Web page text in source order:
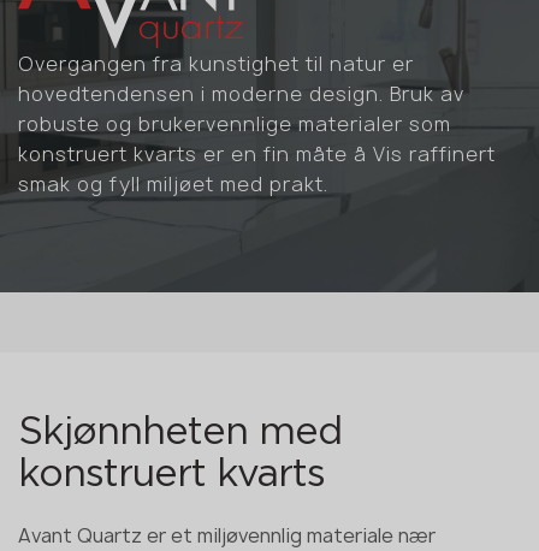
Overgangen fra kunstighet til natur er
hovedtendensen i moderne design. Bruk av
robuste og brukervennlige materialer som
konstruert kvarts er en fin måte å Vis raffinert
smak og fyll miljøet med prakt.
Skjønnheten med
konstruert kvarts
Avant Quartz er et miljøvennlig materiale nær